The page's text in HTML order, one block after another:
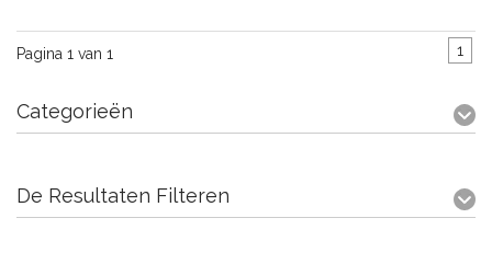
Pagina 1 van 1 1
Categorieën
De Resultaten Filteren